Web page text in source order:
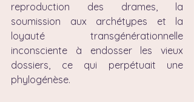
reproduction des drames, la
soumission aux archétypes et la
loyauté transgénérationnelle
inconsciente à endosser les vieux
dossiers, ce qui perpétuait une
phylogénèse.